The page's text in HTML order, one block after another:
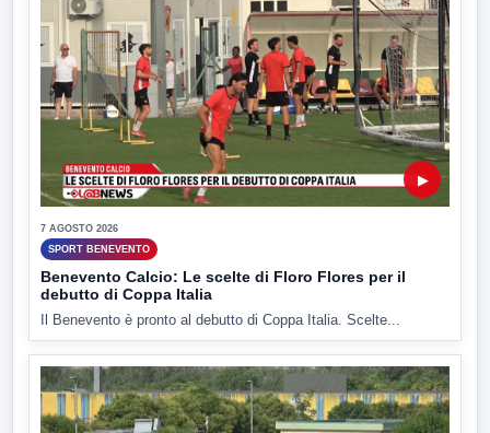
▶
7 AGOSTO 2026
SPORT BENEVENTO
Benevento Calcio: Le scelte di Floro Flores per il
debutto di Coppa Italia
Il Benevento è pronto al debutto di Coppa Italia. Scelte...